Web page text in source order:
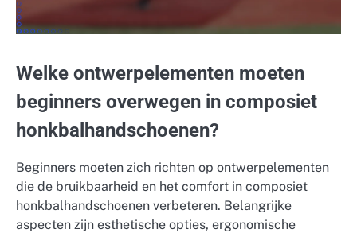
Welke ontwerpelementen moeten
beginners overwegen in composiet
honkbalhandschoenen?
Beginners moeten zich richten op ontwerpelementen
die de bruikbaarheid en het comfort in composiet
honkbalhandschoenen verbeteren. Belangrijke
aspecten zijn esthetische opties, ergonomische